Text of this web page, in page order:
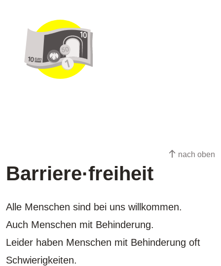
nach oben
Barriere·freiheit
Alle Menschen sind bei uns willkommen.
Auch Menschen mit Behinderung.
Leider haben Menschen mit Behinderung oft
Schwierigkeiten.